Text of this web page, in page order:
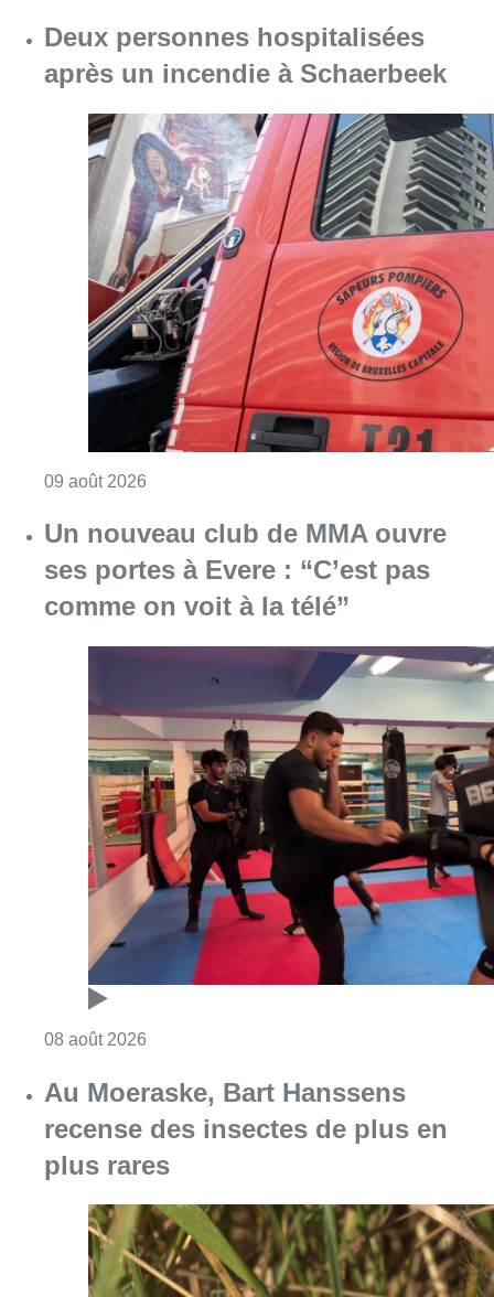
Deux personnes hospitalisées
après un incendie à Schaerbeek
09 août 2026
Un nouveau club de MMA ouvre
ses portes à Evere : “C’est pas
comme on voit à la télé”
08 août 2026
Au Moeraske, Bart Hanssens
recense des insectes de plus en
plus rares